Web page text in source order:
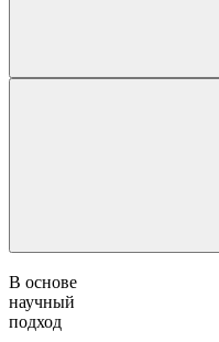
В основе
научный
подход